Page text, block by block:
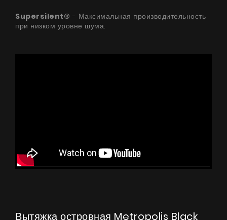
Supersilent® - Максимальная производительность
при низком уровне шума.
Вытяжка островная Metropolis Black